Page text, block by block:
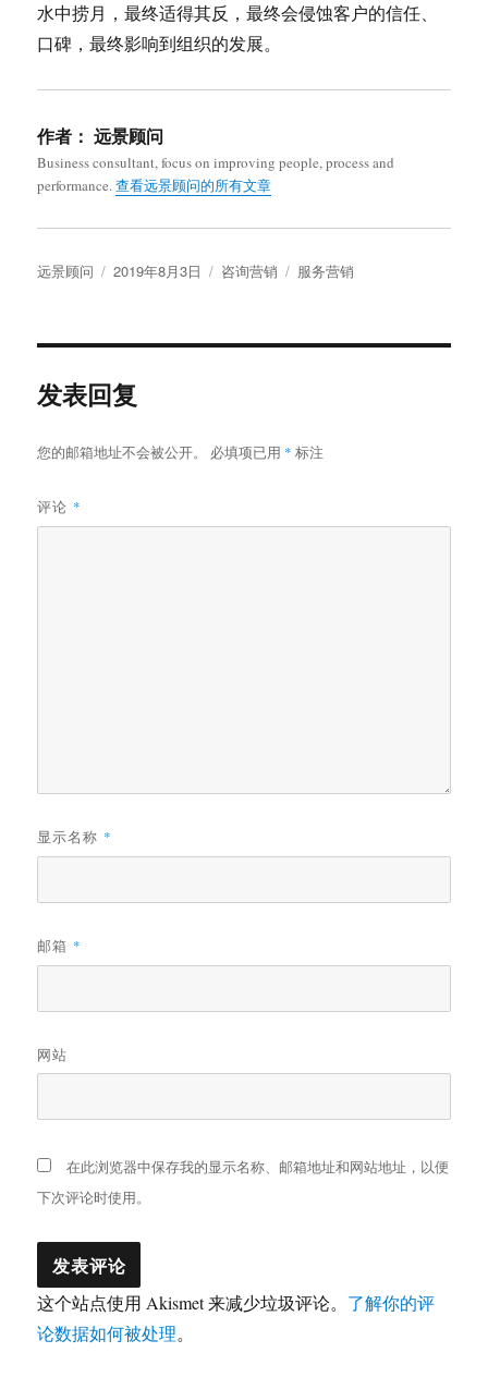
水中捞月，最终适得其反，最终会侵蚀客户的信任、
口碑，最终影响到组织的发展。
作者： 远景顾问
Business consultant, focus on improving people, process and
performance.查看远景顾问的所有文章
作
远景顾问
发
2019年8月3日
分
咨询营销
标
服务营销
发表回复
您的邮箱地址不会被公开。 必填项已用 * 标注
评论 *
显示名称 *
邮箱 *
网站
在此浏览器中保存我的显示名称、邮箱地址和网站地址，以便
下次评论时使用。
这个站点使用 Akismet 来减少垃圾评论。 了解你的评
论数据如何被处理。